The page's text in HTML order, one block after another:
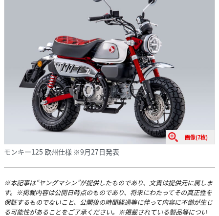
画像(7枚)
モンキー125 欧州仕様 ※9月27日発表
※本記事は“ヤングマシン”が提供したものであり、文責は提供元に属しま
す。※掲載内容は公開日時点のものであり、将来にわたってその真正性を
保証するものでないこと、公開後の時間経過等に伴って内容に不備が生じ
る可能性があることをご了承ください。※掲載されている製品等につい